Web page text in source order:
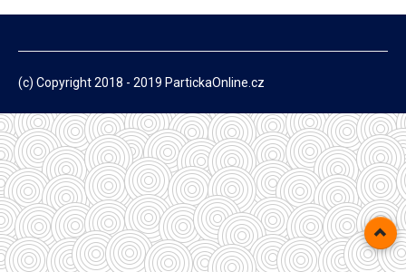
(c) Copyright 2018 - 2019 PartickaOnline.cz